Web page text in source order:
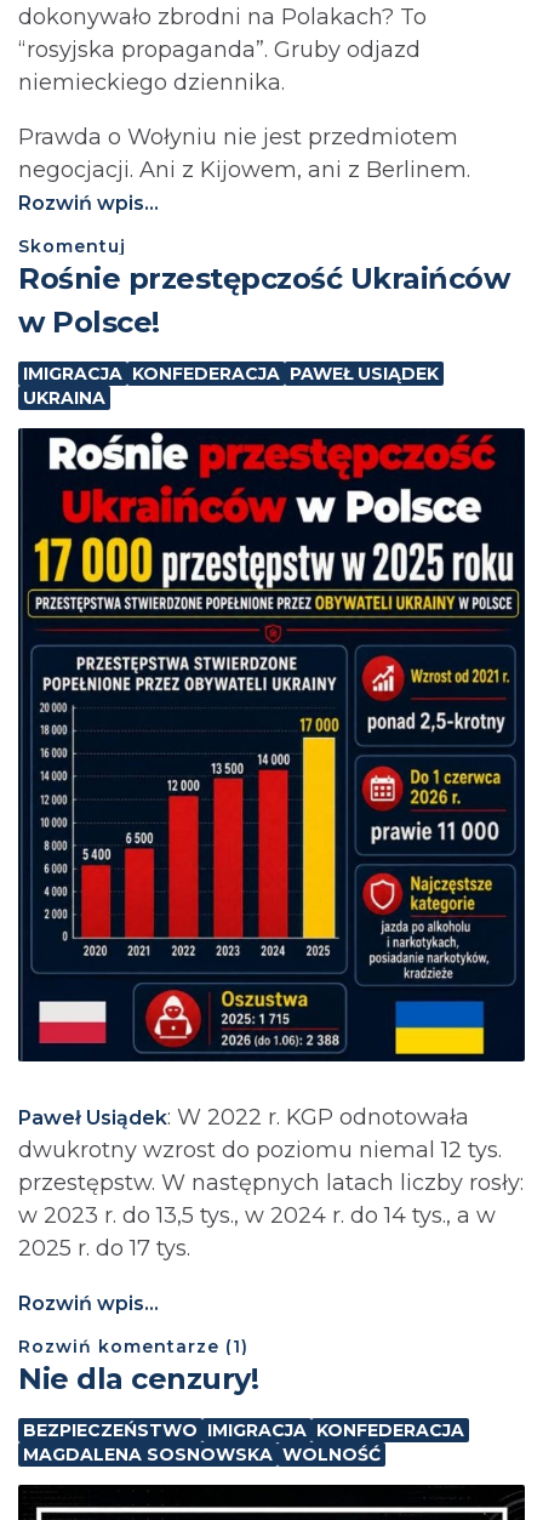
dokonywało zbrodni na Polakach? To
“rosyjska propaganda”. Gruby odjazd
niemieckiego dziennika.
Prawda o Wołyniu nie jest przedmiotem
negocjacji. Ani z Kijowem, ani z Berlinem.⁩
Rozwiń wpis...
Skomentuj
Rośnie przestępczość Ukraińców
w Polsce!
IMIGRACJA KONFEDERACJA PAWEŁ USIĄDEK
UKRAINA
Paweł Usiądek: ⁨W 2022 r. KGP odnotowała
dwukrotny wzrost do poziomu niemal 12 tys.
przestępstw. W następnych latach liczby rosły:
w 2023 r. do 13,5 tys., w 2024 r. do 14 tys., a w
2025 r. do 17 tys.
Rozwiń wpis...
Rozwiń komentarze (1)
Nie dla cenzury!
BEZPIECZEŃSTWO IMIGRACJA KONFEDERACJA
MAGDALENA SOSNOWSKA WOLNOŚĆ